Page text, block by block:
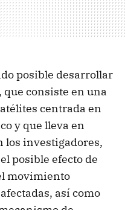
posible desarrollar
, que consiste en una
centrada en
y que lleva en
los investigadores,
posible efecto de
movimiento
así como